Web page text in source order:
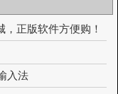
正版软件方便购！
入法